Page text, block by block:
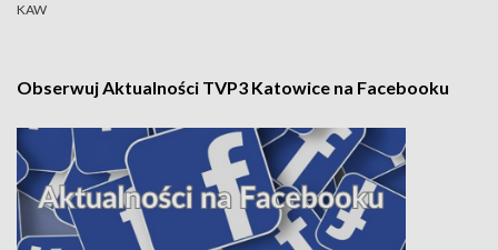
KAW
Obserwuj Aktualności TVP3 Katowice na Facebooku